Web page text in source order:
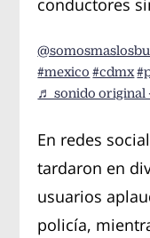
#mexico #cdmx
♬ sonido
En redes
tardaron en
usuarios
policía,